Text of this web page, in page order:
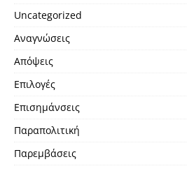
Uncategorized
Αναγνώσεις
Απόψεις
Επιλογές
Επισημάνσεις
Παραπολιτική
Παρεμβάσεις